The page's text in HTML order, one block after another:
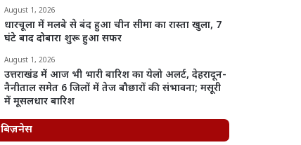
August 1, 2026
धारचूला में मलबे से बंद हुआ चीन सीमा का रास्ता खुला, 7
घंटे बाद दोबारा शुरू हुआ सफर
August 1, 2026
उत्तराखंड में आज भी भारी बारिश का येलो अलर्ट, देहरादून-
नैनीताल समेत 6 जिलों में तेज बौछारों की संभावना; मसूरी
में मूसलधार बारिश
बिज़नेस